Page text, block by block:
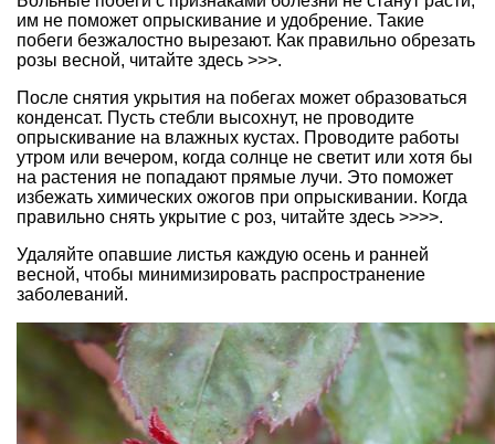
им не поможет опрыскивание и удобрение. Такие
побеги безжалостно вырезают. Как правильно обрезать
розы весной, читайте здесь >>>.
После снятия укрытия на побегах может образоваться
конденсат. Пусть стебли высохнут, не проводите
опрыскивание на влажных кустах. Проводите работы
утром или вечером, когда солнце не светит или хотя бы
на растения не попадают прямые лучи. Это поможет
избежать химических ожогов при опрыскивании. Когда
правильно снять укрытие с роз, читайте здесь >>>>.
Удаляйте опавшие листья каждую осень и ранней
весной, чтобы минимизировать распространение
заболеваний.